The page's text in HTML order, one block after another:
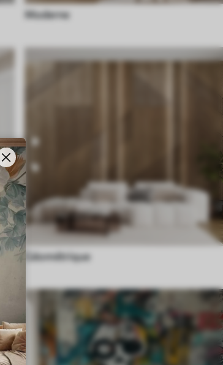
Moderne
Géométrique